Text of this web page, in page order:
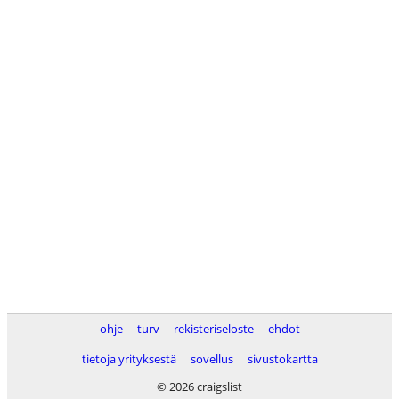
ohje turv rekisteriseloste
ehdot
tietoja yrityksestä
sovellus
sivustokartta
© 2026 craigslist